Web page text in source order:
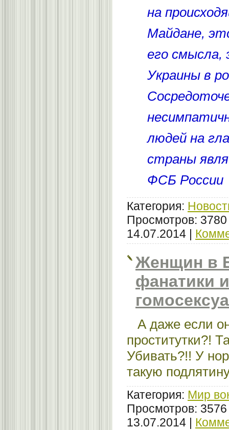
на
Майдане,
его смысла,
Украины в
людей на
страны
ФСБ России
Категория:
Просмотров:
14.07.2014 |
Женщин в
фанатики
А даже если
проститутки?!
Убивать?!! У
такую
Категория: Мир
Просмотров:
13.07.2014